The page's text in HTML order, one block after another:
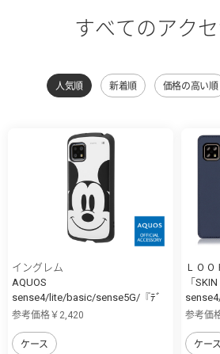
すべてのアク
人気順 新着順 価格の高い順
イングレム
AQUOS
sense4/lite/basic/sense5G/『ﾃﾞ
ｨ...
参考価格￥2,420
ケース
ＬＯＯ
「
参考価
ケース